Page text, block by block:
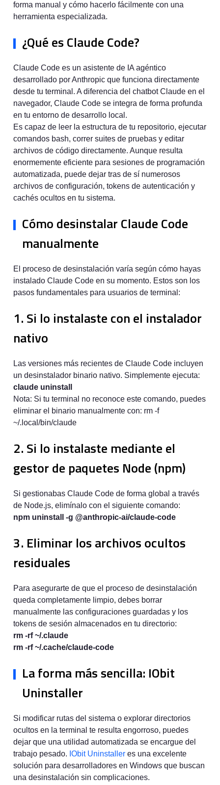
forma manual y cómo hacerlo fácilmente con una
herramienta especializada.
¿Qué es Claude Code?
Claude Code es un asistente de IA agéntico
desarrollado por Anthropic que funciona directamente
desde tu terminal. A diferencia del chatbot Claude en el
navegador, Claude Code se integra de forma profunda
en tu entorno de desarrollo local.
Es capaz de leer la estructura de tu repositorio, ejecutar
comandos bash, correr suites de pruebas y editar
archivos de código directamente. Aunque resulta
enormemente eficiente para sesiones de programación
automatizada, puede dejar tras de sí numerosos
archivos de configuración, tokens de autenticación y
cachés ocultos en tu sistema.
Cómo desinstalar Claude Code
manualmente
El proceso de desinstalación varía según cómo hayas
instalado Claude Code en su momento. Estos son los
pasos fundamentales para usuarios de terminal:
1. Si lo instalaste con el instalador
nativo
Las versiones más recientes de Claude Code incluyen
un desinstalador binario nativo. Simplemente ejecuta:
claude uninstall
Nota: Si tu terminal no reconoce este comando, puedes
eliminar el binario manualmente con: rm -f
~/.local/bin/claude
2. Si lo instalaste mediante el
gestor de paquetes Node (npm)
Si gestionabas Claude Code de forma global a través
de Node.js, elimínalo con el siguiente comando:
npm uninstall -g @anthropic-ai/claude-code
3. Eliminar los archivos ocultos
residuales
Para asegurarte de que el proceso de desinstalación
queda completamente limpio, debes borrar
manualmente las configuraciones guardadas y los
tokens de sesión almacenados en tu directorio:
rm -rf ~/.claude
rm -rf ~/.cache/claude-code
La forma más sencilla: IObit
Uninstaller
Si modificar rutas del sistema o explorar directorios
ocultos en la terminal te resulta engorroso, puedes
dejar que una utilidad automatizada se encargue del
trabajo pesado. IObit Uninstaller es una excelente
solución para desarrolladores en Windows que buscan
una desinstalación sin complicaciones.